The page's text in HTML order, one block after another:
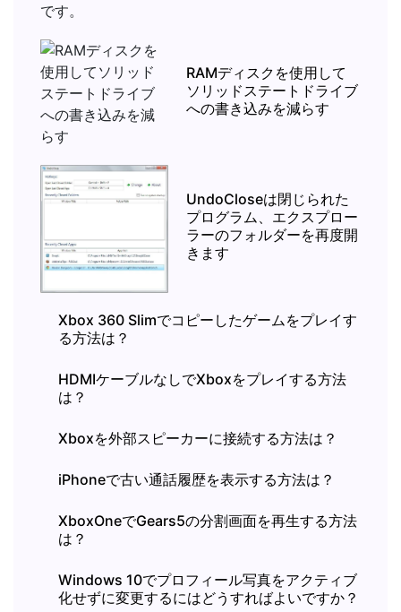
RAMディスクを使用して
ソリッドステートドライブ
への書き込みを減らす
UndoCloseは閉じられた
プログラム、エクスプロー
ラーのフォルダーを再度開
きます
Xbox 360 Slimでコピーしたゲームをプレイす
る方法は？
HDMIケーブルなしでXboxをプレイする方法
は？
Xboxを外部スピーカーに接続する方法は？
iPhoneで古い通話履歴を表示する方法は？
XboxOneでGears5の分割画面を再生する方法
は？
Windows 10でプロフィール写真をアクティブ
化せずに変更するにはどうすればよいですか？